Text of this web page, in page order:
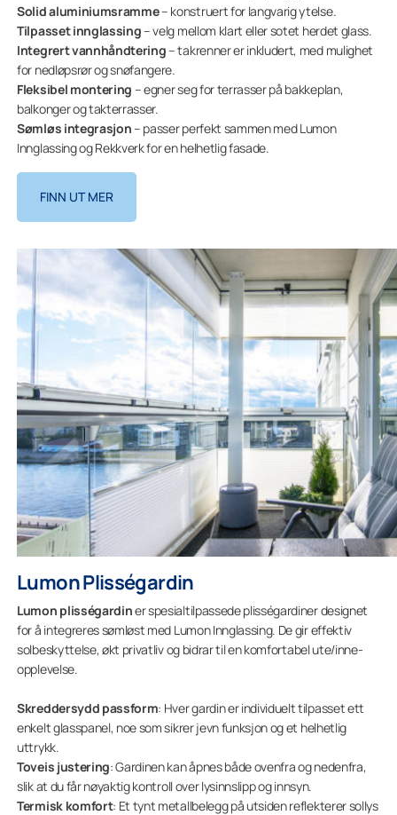
Solid aluminiumsramme– konstruert for langvarig ytelse.
Tilpasset innglassing– velg mellom klart eller sotet herdet glass.
Integrert vannhåndtering– takrenner er inkludert, med mulighet
for nedløpsrør og snøfangere.
Fleksibel montering – egner seg for terrasser på bakkeplan,
balkonger og takterrasser.
Sømløs integrasjon– passer perfekt sammen med Lumon
Innglassing og Rekkverk for en helhetlig fasade.
FINN UT MER
Lumon Plisségardin
Lumon plisségardiner spesialtilpassede plisségardiner designet
for å integreres sømløst med Lumon Innglassing. De gir effektiv
solbeskyttelse, økt privatliv og bidrar til en komfortabel ute/inne-
opplevelse.
Skreddersydd passform: Hver gardin er individuelt tilpasset ett
enkelt glasspanel, noe som sikrer jevn funksjon og et helhetlig
uttrykk.
Toveis justering: Gardinen kan åpnes både ovenfra og nedenfra,
slik at du får nøyaktig kontroll over lysinnslipp og innsyn.
Termisk komfort: Et tynt metallbelegg på utsiden reflekterer sollys